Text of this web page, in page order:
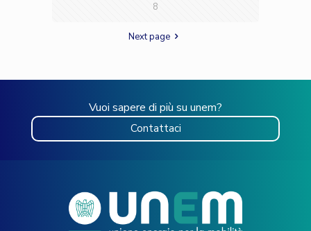
8
Next page
Vuoi sapere di più su unem?
Contattaci